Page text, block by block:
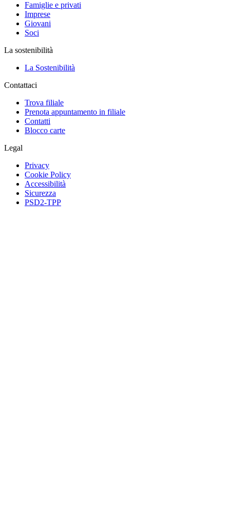
Famiglie e privati
Imprese
Giovani
Soci
La sostenibilità
La Sostenibilità
Contattaci
Trova filiale
Prenota appuntamento in filiale
Contatti
Blocco carte
Legal
Privacy
Cookie Policy
Accessibilità
Sicurezza
PSD2-TPP